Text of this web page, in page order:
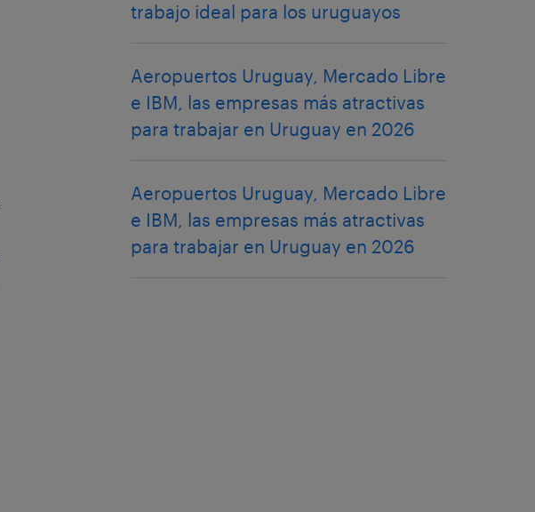
trabajo ideal para los uruguayos
Aeropuertos Uruguay, Mercado Libre
e IBM, las empresas más atractivas
para trabajar en Uruguay en 2026
Aeropuertos Uruguay, Mercado Libre
e IBM, las empresas más atractivas
para trabajar en Uruguay en 2026